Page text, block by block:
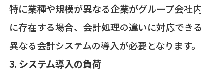
特に業種や規模が異なる企業がグループ会社内
に存在する場合、会計処理の違いに対応できる
異なる会計システムの導入が必要となります。
3. システム導入の負荷